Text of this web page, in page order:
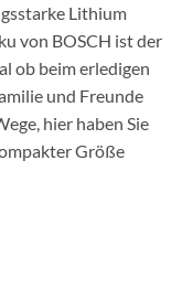
Lithium
von BOSCH ist der
ob beim erledigen
und Freunde
hier haben Sie
Größe